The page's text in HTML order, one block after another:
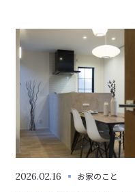
—
2026.02.16 お家のこと